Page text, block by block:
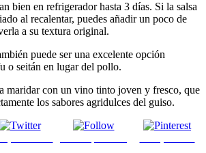
bien en refrigerador hasta 3 días. Si la salsa
al recalentar, puedes añadir un poco de
a su textura original.
puede ser una excelente opción
o seitán en lugar del pollo.
maridar con un vino tinto joven y fresco, que
los sabores agridulces del guiso.